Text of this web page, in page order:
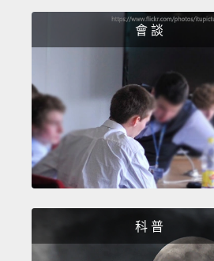
會 談
科 普